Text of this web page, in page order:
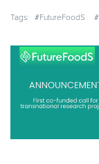
Tags: #FutureFoodS